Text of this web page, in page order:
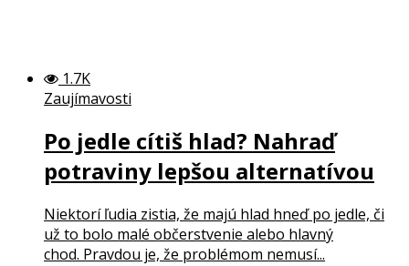
1.7K
Zaujímavosti
Po jedle cítiš hlad? Nahraď
potraviny lepšou alternatívou
Niektorí ľudia zistia, že majú hlad hneď po jedle, či
už to bolo malé občerstvenie alebo hlavný
chod. Pravdou je, že problémom nemusí...